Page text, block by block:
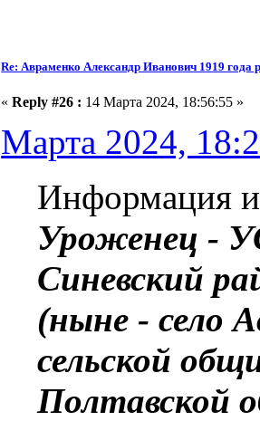
Re: Авраменко Александр Иванович 1919 года
«Reply #26 : 14 Марта 2024, 18:56:55 »
Марта 2024,
Информация
Уроженец -
Синевский
(ныне - село
сельской
Полтавской